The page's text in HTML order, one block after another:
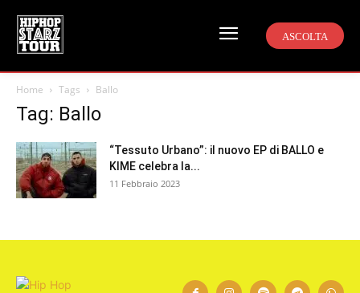
ASCOLTA
Home Tags Ballo
Tag: Ballo
“Tessuto Urbano”: il nuovo EP di BALLO e
KIME celebra la...
11 Febbraio 2023